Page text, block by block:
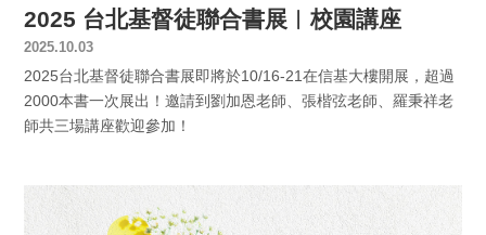
2025 台北基督徒聯合書展︱校園講座
2025.10.03
2025台北基督徒聯合書展即將於10/16-21在信基大樓開展，超過
2000本書一次展出！邀請到劉加恩老師、張楷弦老師、羅秉祥老
師共三場講座歡迎參加！